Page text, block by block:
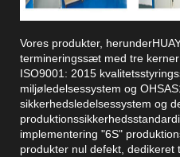
Vores produkter, herunder
termineringssæt med tre
ISO9001: 2015
miljøledelsessystem og
sikkerhedsledelsessystem og
implementering "6S"
produkter nul defekt, dedikeret